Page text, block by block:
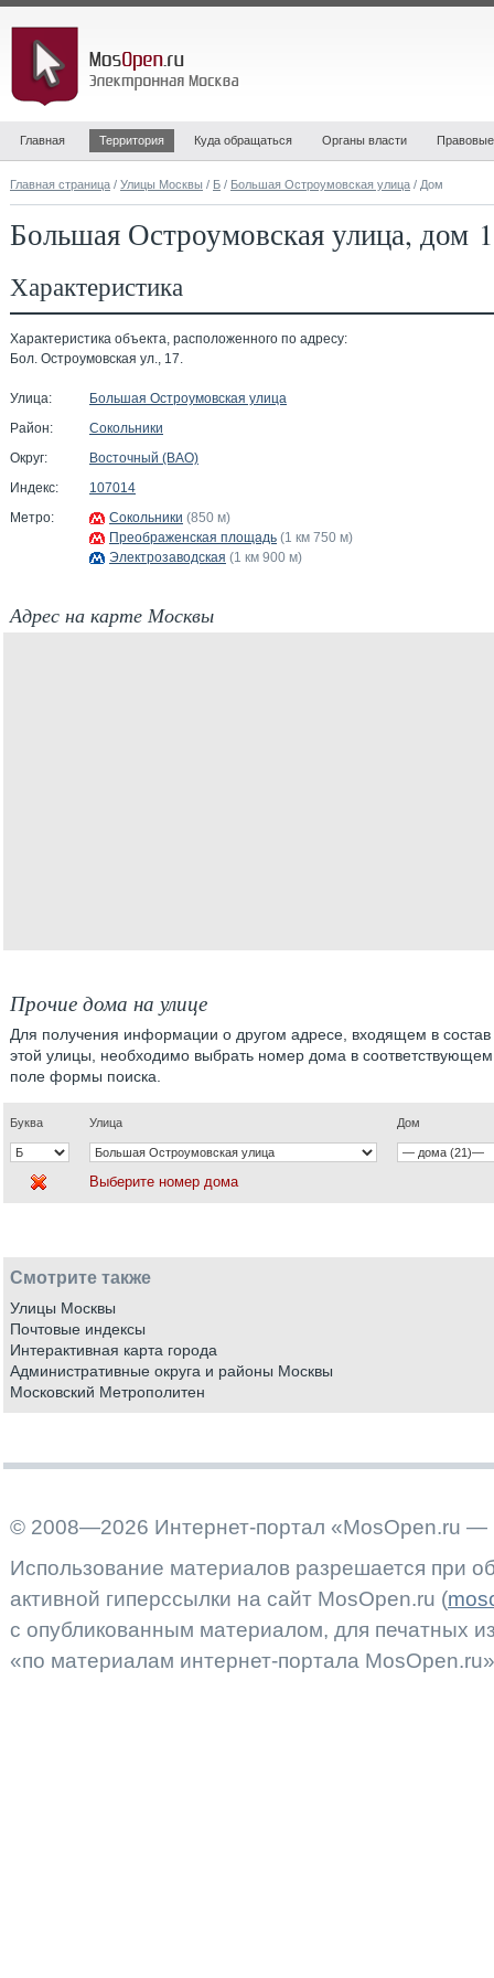
Главная Территория Куда обращаться Органы власти
Главная страница / Улицы Москвы / Б / Большая Остроумовская улица / Дом
Большая Остроумовская улица, дом
Характеристика
Характеристика объекта, расположенного по адресу:
Бол. Остроумовская ул., 17.
Улица:
Большая Остроумовская улица
Район:
Сокольники
Округ:
Восточный (ВАО)
Индекс:
107014
Метро:
Сокольники (850 м)
Преображенская площадь (1 км 750 м)
Электрозаводская (1 км 900 м)
Адрес на карте Москвы
Прочие дома на улице
Для получения информации о другом адресе, входящем в состав
этой улицы, необходимо выбрать номер дома в соответствующем
поле формы поиска.
Буква Улица Дом
Выберите номер дома
Смотрите также
Улицы Москвы
Почтовые индексы
Интерактивная карта города
Административные округа и районы Москвы
Московский Метрополитен
© 2008—2026 Интернет-портал «MosOpen.ru —
Использование материалов разрешается при
активной гиперссылки на сайт MosOpen.ru (
с опубликованным материалом, для печатных
«по материалам интернет-портала